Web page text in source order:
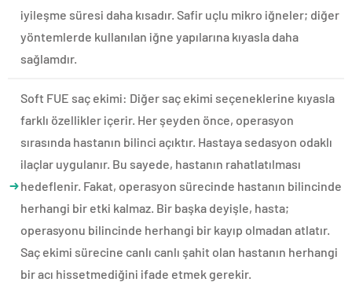
iyileşme süresi daha kısadır. Safir uçlu mikro iğneler; diğer
yöntemlerde kullanılan iğne yapılarına kıyasla daha
sağlamdır.
Soft FUE saç ekimi: Diğer saç ekimi seçeneklerine kıyasla
farklı özellikler içerir. Her şeyden önce, operasyon
sırasında hastanın bilinci açıktır. Hastaya sedasyon odaklı
ilaçlar uygulanır. Bu sayede, hastanın rahatlatılması
hedeflenir. Fakat, operasyon sürecinde hastanın bilincinde
herhangi bir etki kalmaz. Bir başka deyişle, hasta;
operasyonu bilincinde herhangi bir kayıp olmadan atlatır.
Saç ekimi sürecine canlı canlı şahit olan hastanın herhangi
bir acı hissetmediğini ifade etmek gerekir.